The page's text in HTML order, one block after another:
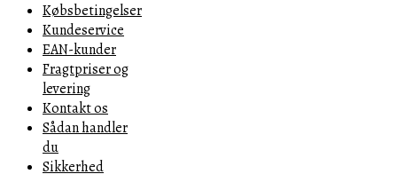
Købsbetingelser
Kundeservice
EAN-kunder
Fragtpriser og
levering
Kontakt os
Sådan handler
du
Sikkerhed